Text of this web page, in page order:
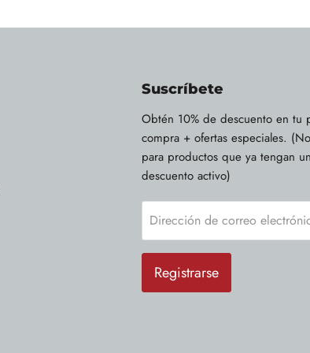
Suscríbete
Obtén 10% de descuento en tu
compra + ofertas especiales.
para productos que ya tengan un
descuento activo)
Dirección de correo
Registrarse